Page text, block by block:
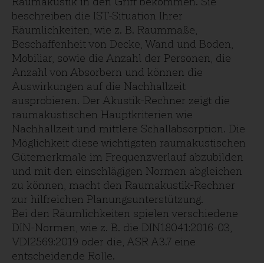
beschreiben die IST-Situation Ihrer
Räumlichkeiten, wie z. B. Raummaße,
Beschaffenheit von Decke, Wand und Boden,
Mobiliar, sowie die Anzahl der Personen, die
Anzahl von Absorbern und können die
Auswirkungen auf die Nachhallzeit
ausprobieren. Der Akustik-Rechner zeigt die
raumakustischen Hauptkriterien wie
Nachhallzeit und mittlere Schallabsorption. Die
Möglichkeit diese wichtigsten raumakustischen
Gütemerkmale im Frequenzverlauf abzubilden
und mit den einschlägigen Normen abgleichen
zu können, macht den Raumakustik-Rechner
zur hilfreichen Planungsunterstützung.
Bei den Räumlichkeiten spielen verschiedene
DIN-Normen, wie z. B. die DIN18041:2016-03,
VDI2569:2019 oder die, ASR A3.7 eine
entscheidende Rolle.